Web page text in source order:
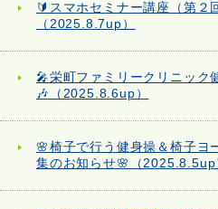
🔰スマホセミナー講座（第２
（2025.8.7up）
🎤栄町ファミリークリニック
🎶（2025.8.6up）
🌸椅子で行う健身操＆椅子ヨ
集のお知らせ🌸（2025.8.5up